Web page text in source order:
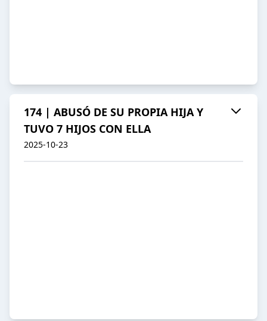
174 | ABUSÓ DE SU PROPIA HIJA Y
TUVO 7 HIJOS CON ELLA
2025-10-23